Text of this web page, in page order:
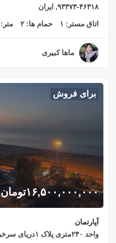
۴۶۳۱۸-۹۳۳۷۳, ایران
اتاق مستر: ۱ حمام ها: ۲ متر:
ماها کبیری
برای فروش
۱۶,۵۰۰,۰۰۰,۰۰۰تومان
آپارتمان
واحد ۲۴۰متری پلاک ۱دریای سرخرود